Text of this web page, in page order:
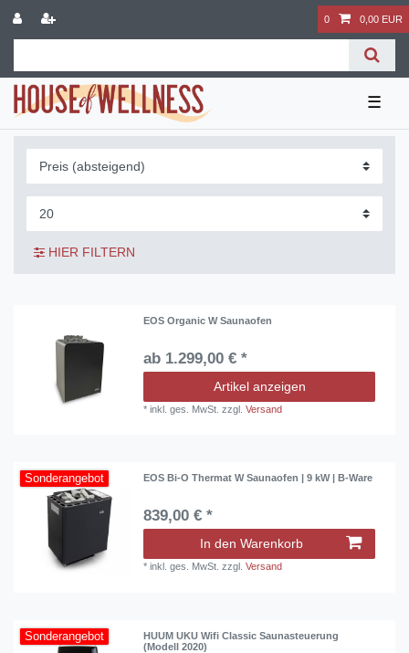
0 0,00 EUR
☰
HIER FILTERN
EOS Organic W Saunaofen
ab 1.299,00 € *
Artikel anzeigen
*inkl. ges. MwSt. zzgl.Versand
Sonderangebot EOS Bi-O Thermat W Saunaofen | 9 kW | B-Ware
839,00 € *
In den Warenkorb
*inkl. ges. MwSt. zzgl.Versand
Sonderangebot
HUUM UKU Wifi Classic Saunasteuerung
(Modell 2020)